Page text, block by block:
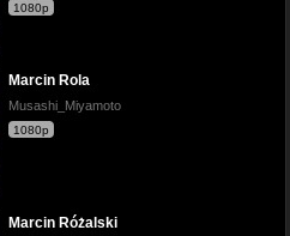
1080p
Marcin Rola
Musashi_Miyamoto
1080p
Marcin Różalski